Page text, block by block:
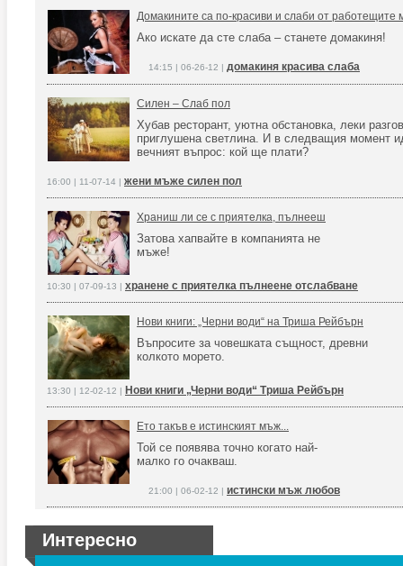
Домакините са по-красиви и слаби от работещите
Ако искате да сте слаба – станете домакиня!
14:15 | 06-26-12 | домакиня красива слаба
Силен – Слаб пол
Хубав ресторант, уютна обстановка, леки
приглушена светлина. И в следващия момент
вечният въпрос: кой ще плати?
16:00 | 11-07-14 | жени мъже силен пол
Храниш ли се с приятелка, пълнееш
Затова хапвайте в компанията не
мъже!
10:30 | 07-09-13 | хранене с приятелка пълнеене отслабване
Нови книги: „Черни води“ на Триша Рейбърн
Въпросите за човешката същност, древни
колкото морето.
13:30 | 12-02-12 | Нови книги „Черни води“ Триша Рейбърн
Ето такъв е истинският мъж...
Той се появява точно когато най-
малко го очакваш.
21:00 | 06-02-12 | истински мъж любов
Интересно